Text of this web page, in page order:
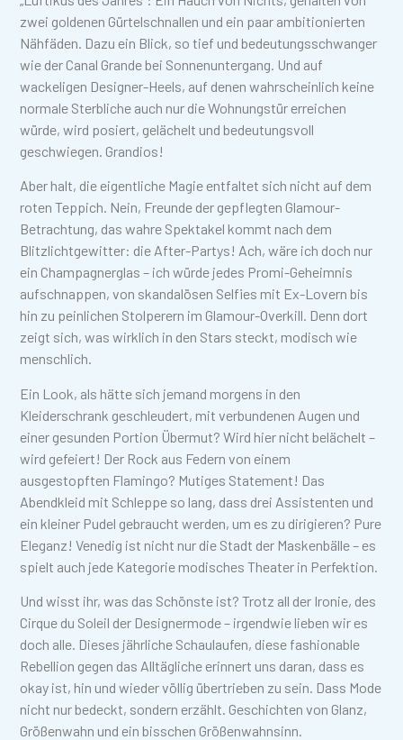
zwei goldenen Gürtelschnallen und ein paar ambitionierten
Nähfäden. Dazu ein Blick, so tief und bedeutungsschwanger
wie der Canal Grande bei Sonnenuntergang. Und auf
wackeligen Designer-Heels, auf denen wahrscheinlich keine
normale Sterbliche auch nur die Wohnungstür erreichen
würde, wird posiert, gelächelt und bedeutungsvoll
geschwiegen. Grandios!
Aber halt, die eigentliche Magie entfaltet sich nicht auf dem
roten Teppich. Nein, Freunde der gepflegten Glamour-
Betrachtung, das wahre Spektakel kommt nach dem
Blitzlichtgewitter: die After-Partys! Ach, wäre ich doch nur
ein Champagnerglas – ich würde jedes Promi-Geheimnis
aufschnappen, von skandalösen Selfies mit Ex-Lovern bis
hin zu peinlichen Stolperern im Glamour-Overkill. Denn dort
zeigt sich, was wirklich in den Stars steckt, modisch wie
menschlich.
Ein Look, als hätte sich jemand morgens in den
Kleiderschrank geschleudert, mit verbundenen Augen und
einer gesunden Portion Übermut? Wird hier nicht belächelt –
wird gefeiert! Der Rock aus Federn von einem
ausgestopften Flamingo? Mutiges Statement! Das
Abendkleid mit Schleppe so lang, dass drei Assistenten und
ein kleiner Pudel gebraucht werden, um es zu dirigieren? Pure
Eleganz! Venedig ist nicht nur die Stadt der Maskenbälle – es
spielt auch jede Kategorie modisches Theater in Perfektion.
Und wisst ihr, was das Schönste ist? Trotz all der Ironie, des
Cirque du Soleil der Designermode – irgendwie lieben wir es
doch alle. Dieses jährliche Schaulaufen, diese fashionable
Rebellion gegen das Alltägliche erinnert uns daran, dass es
okay ist, hin und wieder völlig übertrieben zu sein. Dass Mode
nicht nur bedeckt, sondern erzählt. Geschichten von Glanz,
Größenwahn und ein bisschen Größenwahnsinn.